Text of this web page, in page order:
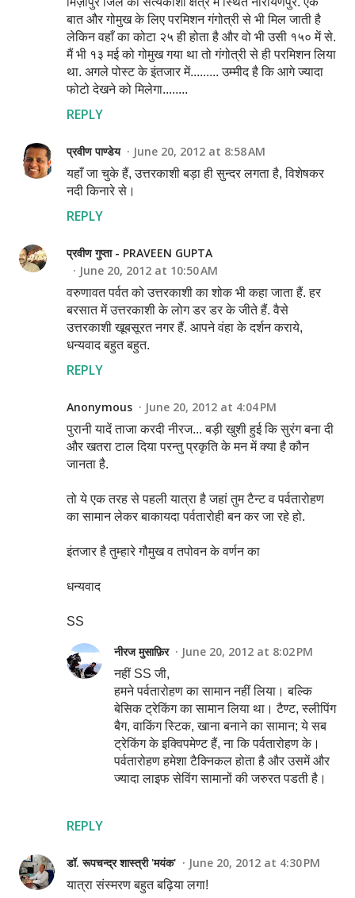
बात और गोमुख के लिए परमिशन गंगोत्री से भी मिल जाती है
लेकिन वहाँ का कोटा २५ ही होता है और वो भी उसी १५० में से.
मैं भी १३ मई को गोमुख गया था तो गंगोत्री से ही परमिशन लिया
था. अगले पोस्ट के इंतजार में......... उम्मीद है कि आगे ज्यादा
फोटो देखने को मिलेगा........
REPLY
प्रवीण पाण्डेय June 20, 2012 at 8:58 AM
यहाँ जा चुके हैं, उत्तरकाशी बड़ा ही सुन्दर लगता है, विशेषकर
नदी किनारे से।
REPLY
प्रवीण गुप्ता - PRAVEEN GUPTA
June 20, 2012 at 10:50 AM
वरुणावत पर्वत को उत्तरकाशी का शोक भी कहा जाता हैं. हर
बरसात में उत्तरकाशी के लोग डर डर के जीते हैं. वैसे
उत्तरकाशी खूबसूरत नगर हैं. आपने वंहा के दर्शन कराये,
धन्यवाद बहुत बहुत.
REPLY
Anonymous June 20, 2012 at 4:04 PM
पुरानी यादें ताजा करदी नीरज... बड़ी खुशी हुई कि सुरंग बना दी
और खतरा टाल दिया परन्तु प्रकृति के मन में क्या है कौन
जानता है.
तो ये एक तरह से पहली यात्रा है जहां तुम टैन्ट व पर्वतारोहण
का सामान लेकर बाकायदा पर्वतारोही बन कर जा रहे हो.
इंतजार है तुम्हारे गौमुख व तपोवन के वर्णन का
धन्यवाद
SS
REPLY
नीरज मुसाफ़िर June 20, 2012 at 8:02 PM
नहीं SS जी,
हमने पर्वतारोहण का सामान नहीं लिया। बल्कि
बेसिक ट्रेकिंग का सामान लिया था। टैण्ट, स्लीपिंग
बैग, वाकिंग स्टिक, खाना बनाने का सामान; ये सब
ट्रेकिंग के इक्विपमेण्ट हैं, ना कि पर्वतारोहण के।
पर्वतारोहण हमेशा टैक्निकल होता है और उसमें और
ज्यादा लाइफ सेविंग सामानों की जरुरत पडती है।
डॉ. रूपचन्द्र शास्त्री 'मयंक' June 20, 2012 at 4:30 PM
यात्रा संस्मरण बहुत बढ़िया लगा!